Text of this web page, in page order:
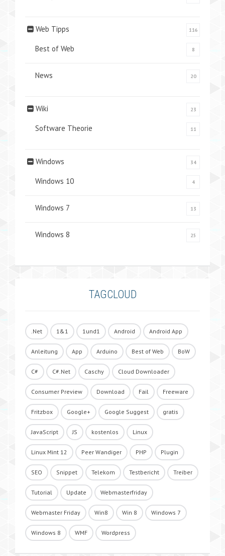
Web Tipps 116
Best of Web 8
News 20
Wiki 23
Software Theorie 11
Windows 34
Windows 10 4
Windows 7 13
Windows 8 25
TAGCLOUD
.Net 1&1 1und1 Android Android App
Anleitung App Arduino Best of Web BoW
C# C#.Net Caschy Cloud Downloader
Consumer Preview Download Fail Freeware
Fritzbox Google+ Google Suggest gratis
JavaScript JS kostenlos Linux
Linux Mint 12 Peer Wandiger PHP Plugin
SEO Snippet Telekom Testbericht Treiber
Tutorial Update Webmasterfriday
Webmaster Friday Win8 Win 8 Windows 7
Windows 8 WMF Wordpress